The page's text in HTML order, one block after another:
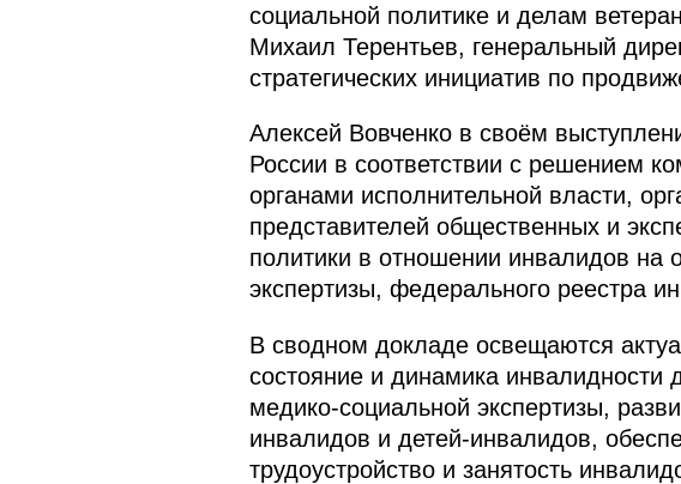
социальной политике и делам
Михаил Терентьев, генеральный
стратегических инициатив по
Алексей Вовченко в своём
России в соответствии с решением
органами исполнительной власти,
представителей общественных и
политики в отношении инвалидов на
экспертизы, федерального реестра
В сводном докладе освещаются
состояние и динамика инвалидности
медико-социальной экспертизы,
инвалидов и детей-инвалидов,
трудоустройство и занятость